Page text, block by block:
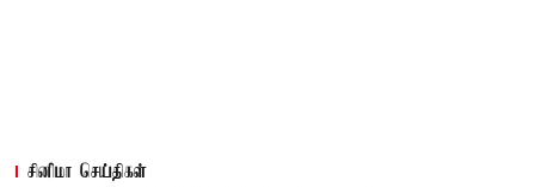
சினிமா செய்திகள்